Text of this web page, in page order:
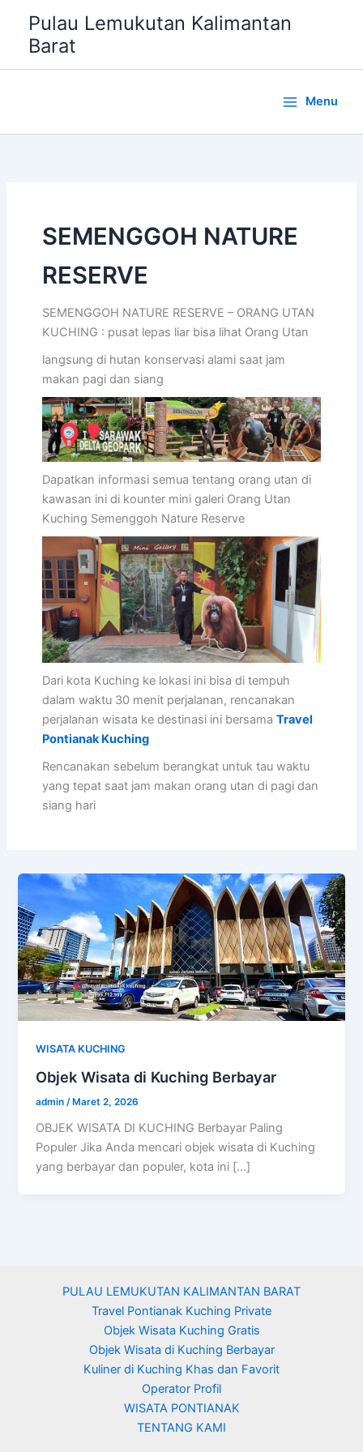
konten
Pulau Lemukutan Kalimantan
Barat
Menu
SEMENGGOH NATURE
RESERVE
SEMENGGOH NATURE RESERVE – ORANG UTAN
KUCHING : pusat lepas liar bisa lihat Orang Utan
langsung di hutan konservasi alami saat jam
makan pagi dan siang
Dapatkan informasi semua tentang orang utan di
kawasan ini di kounter mini galeri Orang Utan
Kuching Semenggoh Nature Reserve
Dari kota Kuching ke lokasi ini bisa di tempuh
dalam waktu 30 menit perjalanan, rencanakan
perjalanan wisata ke destinasi ini bersama Travel
Pontianak Kuching
Rencanakan sebelum berangkat untuk tau waktu
yang tepat saat jam makan orang utan di pagi dan
siang hari
WISATA KUCHING
Objek Wisata di Kuching Berbayar
admin /Maret 2, 2026
OBJEK WISATA DI KUCHING Berbayar Paling
Populer Jika Anda mencari objek wisata di Kuching
yang berbayar dan populer, kota ini […]
PULAU LEMUKUTAN KALIMANTAN BARAT
Travel Pontianak Kuching Private
Objek Wisata Kuching Gratis
Objek Wisata di Kuching Berbayar
Kuliner di Kuching Khas dan Favorit
Operator Profil
WISATA PONTIANAK
TENTANG KAMI